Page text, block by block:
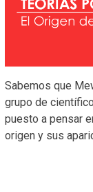
Sabemos que
grupo de
puesto a pensar
origen y sus